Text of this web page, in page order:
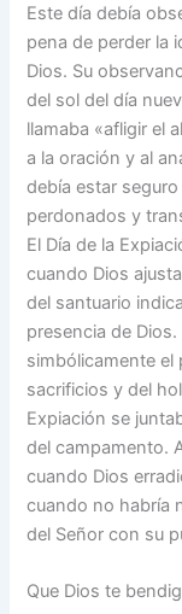
Este día debía
pena de perder la
Dios. Su
del sol del día
llamaba «afligir el
a la oración y al
debía estar
perdonados y
El Día de la
cuando Dios
del santuario
presencia de
simbólicamente
sacrificios y del
Expiación se
del campamento.
cuando Dios
cuando no habría
del Señor con su
Que Dios te